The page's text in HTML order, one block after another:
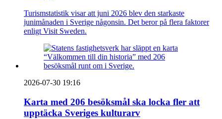
Turismstatistik visar att juni 2026 blev den starkaste
junimånaden i Sverige någonsin. Det beror på flera faktorer
enligt Visit Sweden.
2026-07-30 19:16
Karta med 206 besöksmål ska locka fler att
upptäcka Sveriges kulturarv